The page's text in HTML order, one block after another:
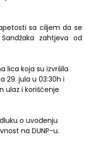
sa ciljem da se
zahtjeva od
lica koja su izvršila
29. jula u 03:30h i
i korišćenje
o uvođenju
na DUNP-u.